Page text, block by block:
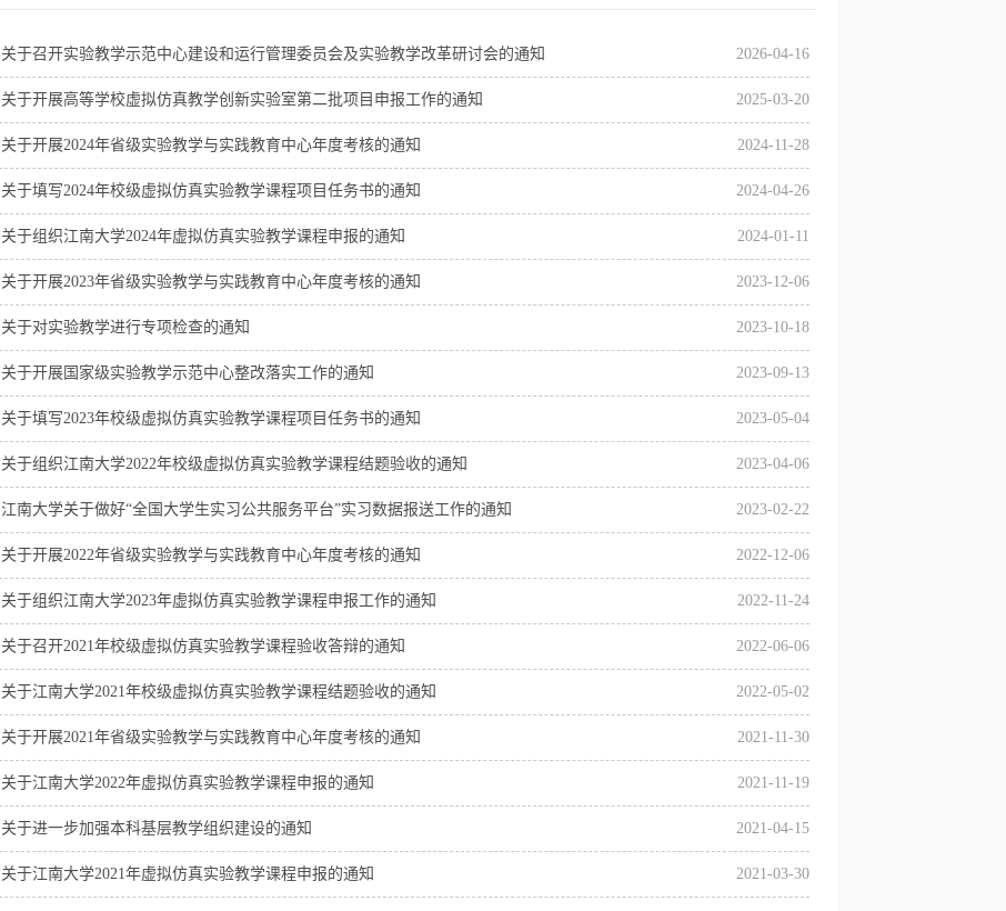
2026-04-16
关于召开实验教学示范中心建设和运行管理委员会及实验教学改革研讨会的通知
2025-03-20
关于开展高等学校虚拟仿真教学创新实验室第二批项目申报工作的通知
2024-11-28
关于开展2024年省级实验教学与实践教育中心年度考核的通知
2024-04-26
关于填写2024年校级虚拟仿真实验教学课程项目任务书的通知
2024-01-11
关于组织江南大学2024年虚拟仿真实验教学课程申报的通知
2023-12-06
关于开展2023年省级实验教学与实践教育中心年度考核的通知
2023-10-18
关于对实验教学进行专项检查的通知
2023-09-13
关于开展国家级实验教学示范中心整改落实工作的通知
2023-05-04
关于填写2023年校级虚拟仿真实验教学课程项目任务书的通知
2023-04-06
关于组织江南大学2022年校级虚拟仿真实验教学课程结题验收的通知
2023-02-22
江南大学关于做好“全国大学生实习公共服务平台”实习数据报送工作的通知
2022-12-06
关于开展2022年省级实验教学与实践教育中心年度考核的通知
2022-11-24
关于组织江南大学2023年虚拟仿真实验教学课程申报工作的通知
2022-06-06
关于召开2021年校级虚拟仿真实验教学课程验收答辩的通知
2022-05-02
关于江南大学2021年校级虚拟仿真实验教学课程结题验收的通知
2021-11-30
关于开展2021年省级实验教学与实践教育中心年度考核的通知
2021-11-19
关于江南大学2022年虚拟仿真实验教学课程申报的通知
2021-04-15
关于进一步加强本科基层教学组织建设的通知
2021-03-30
关于江南大学2021年虚拟仿真实验教学课程申报的通知